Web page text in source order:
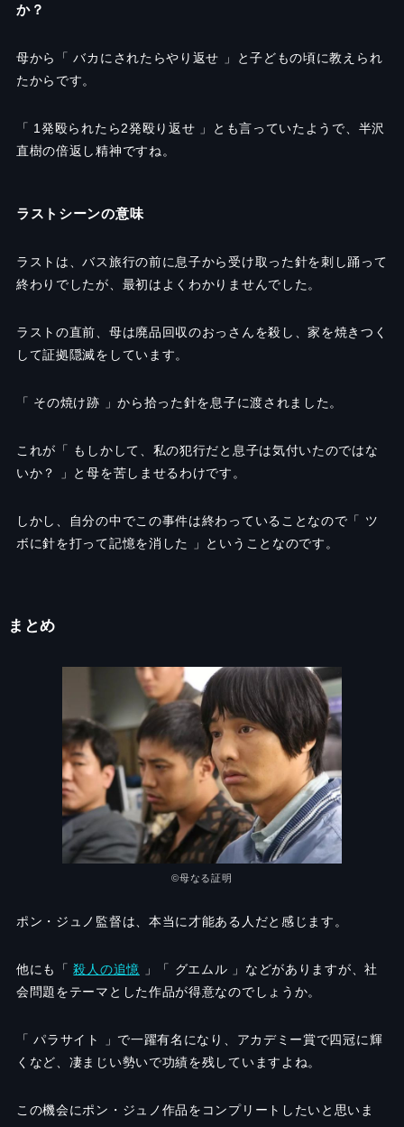
か？
母から「 バカにされたらやり返せ 」と子どもの頃に教えられ
たからです。
「 1発殴られたら2発殴り返せ 」とも言っていたようで、半沢
直樹の倍返し精神ですね。
ラストシーンの意味
ラストは、バス旅行の前に息子から受け取った針を刺し踊って
終わりでしたが、最初はよくわかりませんでした。
ラストの直前、母は廃品回収のおっさんを殺し、家を焼きつく
して証拠隠滅をしています。
「 その焼け跡 」から拾った針を息子に渡されました。
これが「 もしかして、私の犯行だと息子は気付いたのではな
いか？ 」と母を苦しませるわけです。
しかし、自分の中でこの事件は終わっていることなので「 ツ
ボに針を打って記憶を消した 」ということなのです。
まとめ
©️母なる証明
ポン・ジュノ監督は、本当に才能ある人だと感じます。
他に も「殺人の追憶 」
「 グエムル 」などがありますが、社
会問題をテーマとした作品が得意なのでしょうか。
「 パラサイト 」で一躍有名になり、アカデミー賞で四冠に輝
くなど、凄まじい勢いで功績を残していますよね。
この機会にポン・ジュノ作品をコンプリートしたいと思いま